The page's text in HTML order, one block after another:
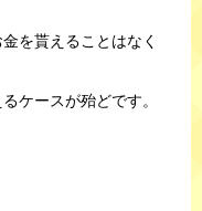
を貰えることはなく
ケースが殆どです。